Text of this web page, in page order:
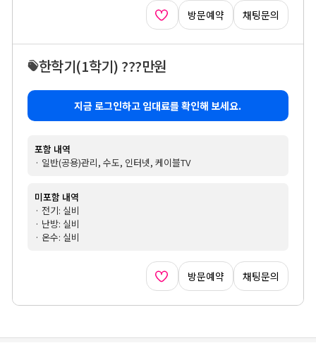
방문예약 채팅문의
한학기(1학기) ???만원
지금 로그인하고 임대료를 확인해 보세요.
포함 내역
· 일반(공용)관리, 수도, 인터넷, 케이블TV
미포함 내역
· 전기: 실비
· 난방: 실비
· 온수: 실비
방문예약 채팅문의